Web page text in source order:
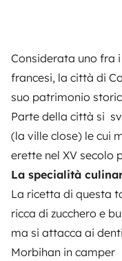
Considerata uno fra
francesi, la città di
suo patrimonio
Parte della città si
(la ville close) le cui
erette nel XV secolo
La specialità
La ricetta di questa
ricca di zucchero e
ma si attacca ai
Morbihan in camper